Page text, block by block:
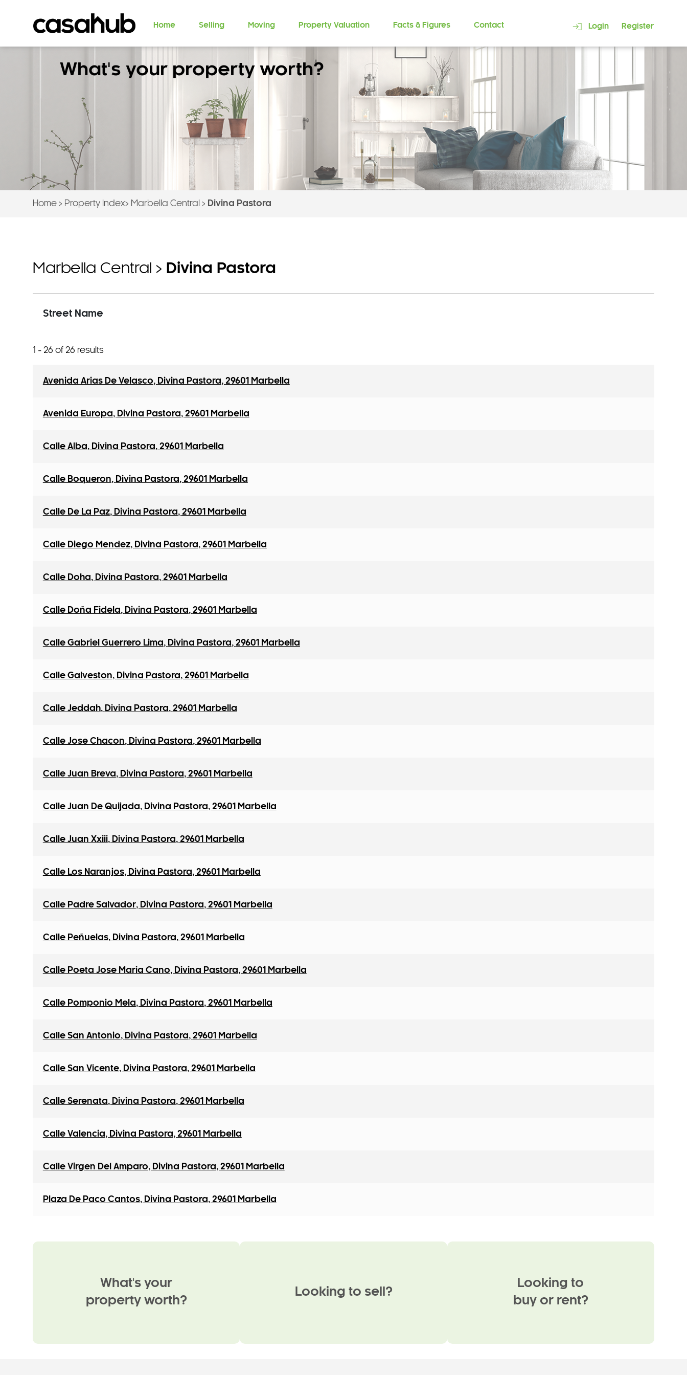
Home Selling Moving Property Valuation Facts & Figures Contact Login Register
What's your property worth?
Home> Property Index> Marbella Central > Divina Pastora
Marbella Central > Divina Pastora
Street Name
1 - 26 of 26 results
Avenida Arias De Velasco, Divina Pastora, 29601 Marbella
Avenida Europa, Divina Pastora, 29601 Marbella
Calle Alba, Divina Pastora, 29601 Marbella
Calle Boqueron, Divina Pastora, 29601 Marbella
Calle De La Paz, Divina Pastora, 29601 Marbella
Calle Diego Mendez, Divina Pastora, 29601 Marbella
Calle Doha, Divina Pastora, 29601 Marbella
Calle Doña Fidela, Divina Pastora, 29601 Marbella
Calle Gabriel Guerrero Lima, Divina Pastora, 29601 Marbella
Calle Galveston, Divina Pastora, 29601 Marbella
Calle Jeddah, Divina Pastora, 29601 Marbella
Calle Jose Chacon, Divina Pastora, 29601 Marbella
Calle Juan Breva, Divina Pastora, 29601 Marbella
Calle Juan De Quijada, Divina Pastora, 29601 Marbella
Calle Juan Xxiii, Divina Pastora, 29601 Marbella
Calle Los Naranjos, Divina Pastora, 29601 Marbella
Calle Padre Salvador, Divina Pastora, 29601 Marbella
Calle Peñuelas, Divina Pastora, 29601 Marbella
Calle Poeta Jose Maria Cano, Divina Pastora, 29601 Marbella
Calle Pomponio Mela, Divina Pastora, 29601 Marbella
Calle San Antonio, Divina Pastora, 29601 Marbella
Calle San Vicente, Divina Pastora, 29601 Marbella
Calle Serenata, Divina Pastora, 29601 Marbella
Calle Valencia, Divina Pastora, 29601 Marbella
Calle Virgen Del Amparo, Divina Pastora, 29601 Marbella
Plaza De Paco Cantos, Divina Pastora, 29601 Marbella
What's your
property worth?
Looking to sell?
Looking to
buy or rent?